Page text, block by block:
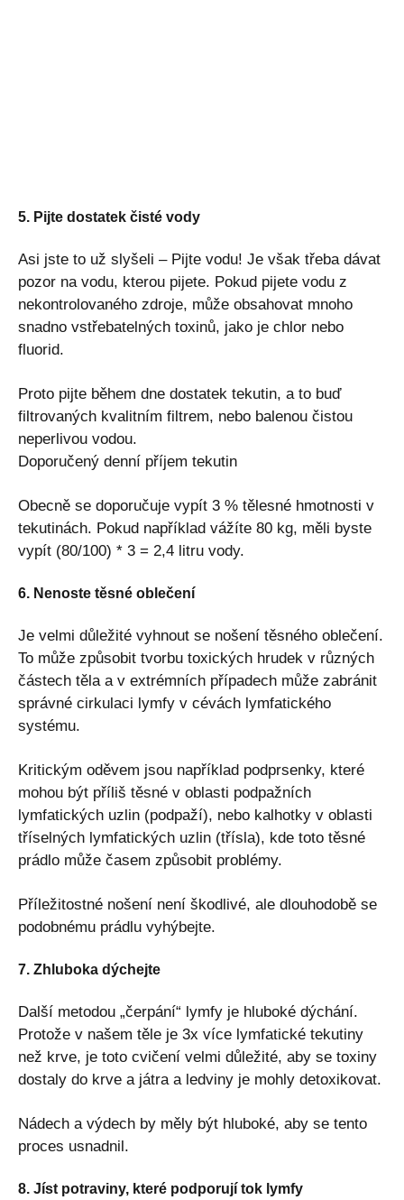
5. Pijte dostatek čisté vody
Asi jste to už slyšeli – Pijte vodu! Je však třeba dávat
pozor na vodu, kterou pijete. Pokud pijete vodu z
nekontrolovaného zdroje, může obsahovat mnoho
snadno vstřebatelných toxinů, jako je chlor nebo
fluorid.
Proto pijte během dne dostatek tekutin, a to buď
filtrovaných kvalitním filtrem, nebo balenou čistou
neperlivou vodou.
Doporučený denní příjem tekutin
Obecně se doporučuje vypít 3 % tělesné hmotnosti v
tekutinách. Pokud například vážíte 80 kg, měli byste
vypít (80/100) * 3 = 2,4 litru vody.
6. Nenoste těsné oblečení
Je velmi důležité vyhnout se nošení těsného oblečení.
To může způsobit tvorbu toxických hrudek v různých
částech těla a v extrémních případech může zabránit
správné cirkulaci lymfy v cévách lymfatického
systému.
Kritickým oděvem jsou například podprsenky, které
mohou být příliš těsné v oblasti podpažních
lymfatických uzlin (podpaží), nebo kalhotky v oblasti
tříselných lymfatických uzlin (třísla), kde toto těsné
prádlo může časem způsobit problémy.
Příležitostné nošení není škodlivé, ale dlouhodobě se
podobnému prádlu vyhýbejte.
7. Zhluboka dýchejte
Další metodou „čerpání“ lymfy je hluboké dýchání.
Protože v našem těle je 3x více lymfatické tekutiny
než krve, je toto cvičení velmi důležité, aby se toxiny
dostaly do krve a játra a ledviny je mohly detoxikovat.
Nádech a výdech by měly být hluboké, aby se tento
proces usnadnil.
8. Jíst potraviny, které podporují tok lymfy